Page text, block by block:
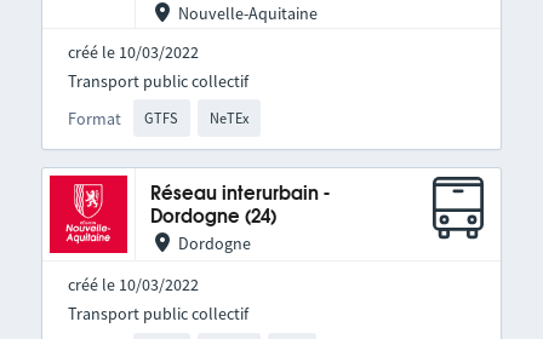
Nouvelle-Aquitaine
créé le 10/03/2022
Format GTFS NeTEx
Transport public collectif
Réseau interurbain -
Dordogne (24)
Dordogne
créé le 10/03/2022
Transport public collectif